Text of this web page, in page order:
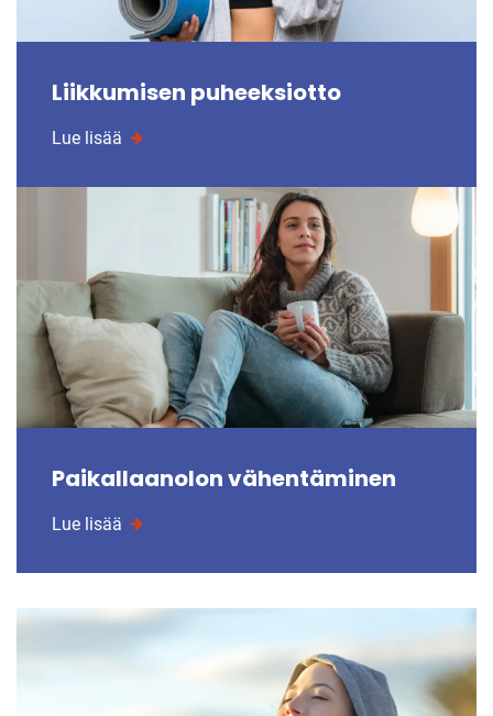
Liikkumisen puheeksiotto
Lue lisää
Paikallaanolon vähentäminen
Lue lisää